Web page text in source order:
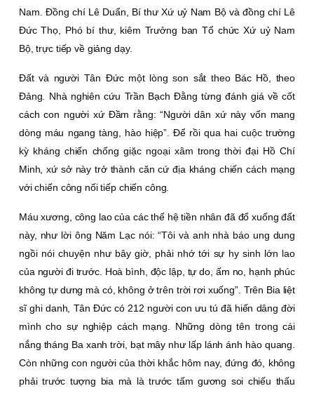
Nam. Ðồng chí Lê Duẩn, Bí thư Xứ uỷ Nam Bộ và đồng chí Lê
Ðức Thọ, Phó bí thư, kiêm Trưởng ban Tổ chức Xứ uỷ Nam
Bộ, trực tiếp về giảng dạy.
Ðất và người Tân Ðức một lòng son sắt theo Bác Hồ, theo
Ðảng. Nhà nghiên cứu Trần Bạch Ðằng từng đánh giá về cốt
cách con người xứ Ðầm rằng: “Người dân xứ này vốn mang
dòng máu ngang tàng, hào hiệp”. Ðể rồi qua hai cuộc trường
kỳ kháng chiến chống giặc ngoại xâm trong thời đại Hồ Chí
Minh, xứ sở này trở thành căn cứ địa kháng chiến cách mạng
với chiến công nối tiếp chiến công.
Máu xương, công lao của các thế hệ tiền nhân đã đổ xuống đất
này, như lời ông Năm Lạc nói: “Tôi và anh nhà báo ung dung
ngồi nói chuyện như bây giờ, phải nhớ tới sự hy sinh lớn lao
của người đi trước. Hoà bình, độc lập, tự do, ấm no, hạnh phúc
không tự dưng mà có, không ở trên trời rơi xuống”. Trên Bia liệt
sĩ ghi danh, Tân Ðức có 212 người con ưu tú đã hiến dâng đời
mình cho sự nghiệp cách mạng. Những dòng tên trong cái
nắng tháng Ba xanh trời, bạt mây như lấp lánh ánh hào quang.
Còn những con người của thời khắc hôm nay, đứng đó, không
phải trước tượng bia mà là trước tấm gương soi chiếu thấu